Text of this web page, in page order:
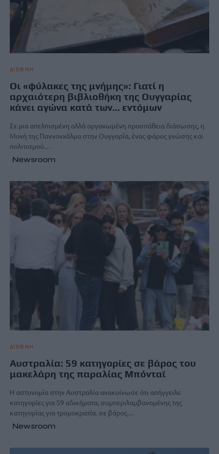
ΔΙΕΘΝΗ
Οι «φύλακες της μνήμης»: Γιατί η
αρχαιότερη βιβλιοθήκη της Ουγγαρίας
κάνει αγώνα κατά των… εντόμων
Σε μια απελπισμένη αλλά οργανωμένη προσπάθεια διάσωσης, η
Μονή της Παννονχάλμα στην Ουγγαρία, ένας φάρος γνώσης και
πολιτισμού…
Newsroom
ΔΙΕΘΝΗ
Αυστραλία: 59 κατηγορίες σε βάρος του
μακελάρη της παραλίας Μπόνταϊ
Η αστυνομία στην Αυστραλία ανακοίνωσε ότι απήγγειλε
κατηγορίες για 59 αδικήματα, συμπεριλαμβανομένης της
κατηγορίας για τρομοκρατία. σε βάρος…
Newsroom